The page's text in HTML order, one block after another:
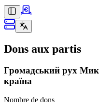
Dons aux partis
Громадський рух
країна
Nombre de dons